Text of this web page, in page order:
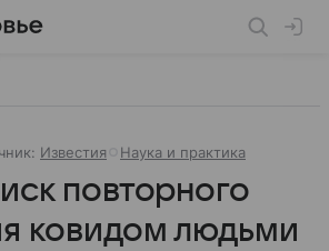
Известия Наука и практика
повторного
ковидом людьми